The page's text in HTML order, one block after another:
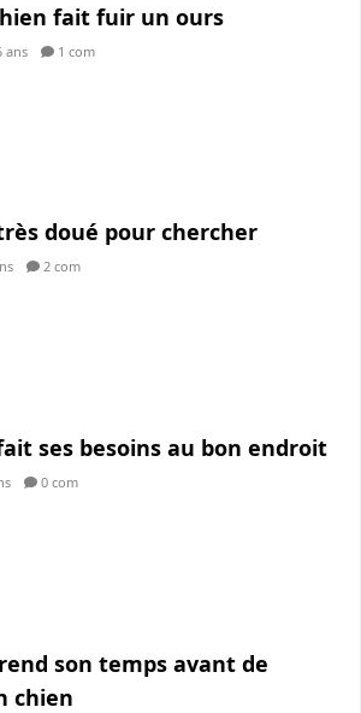
fait fuir un ours
ans 1 com
doué pour chercher
2 com
ses besoins au bon endroit
0 com
son temps avant de
chien